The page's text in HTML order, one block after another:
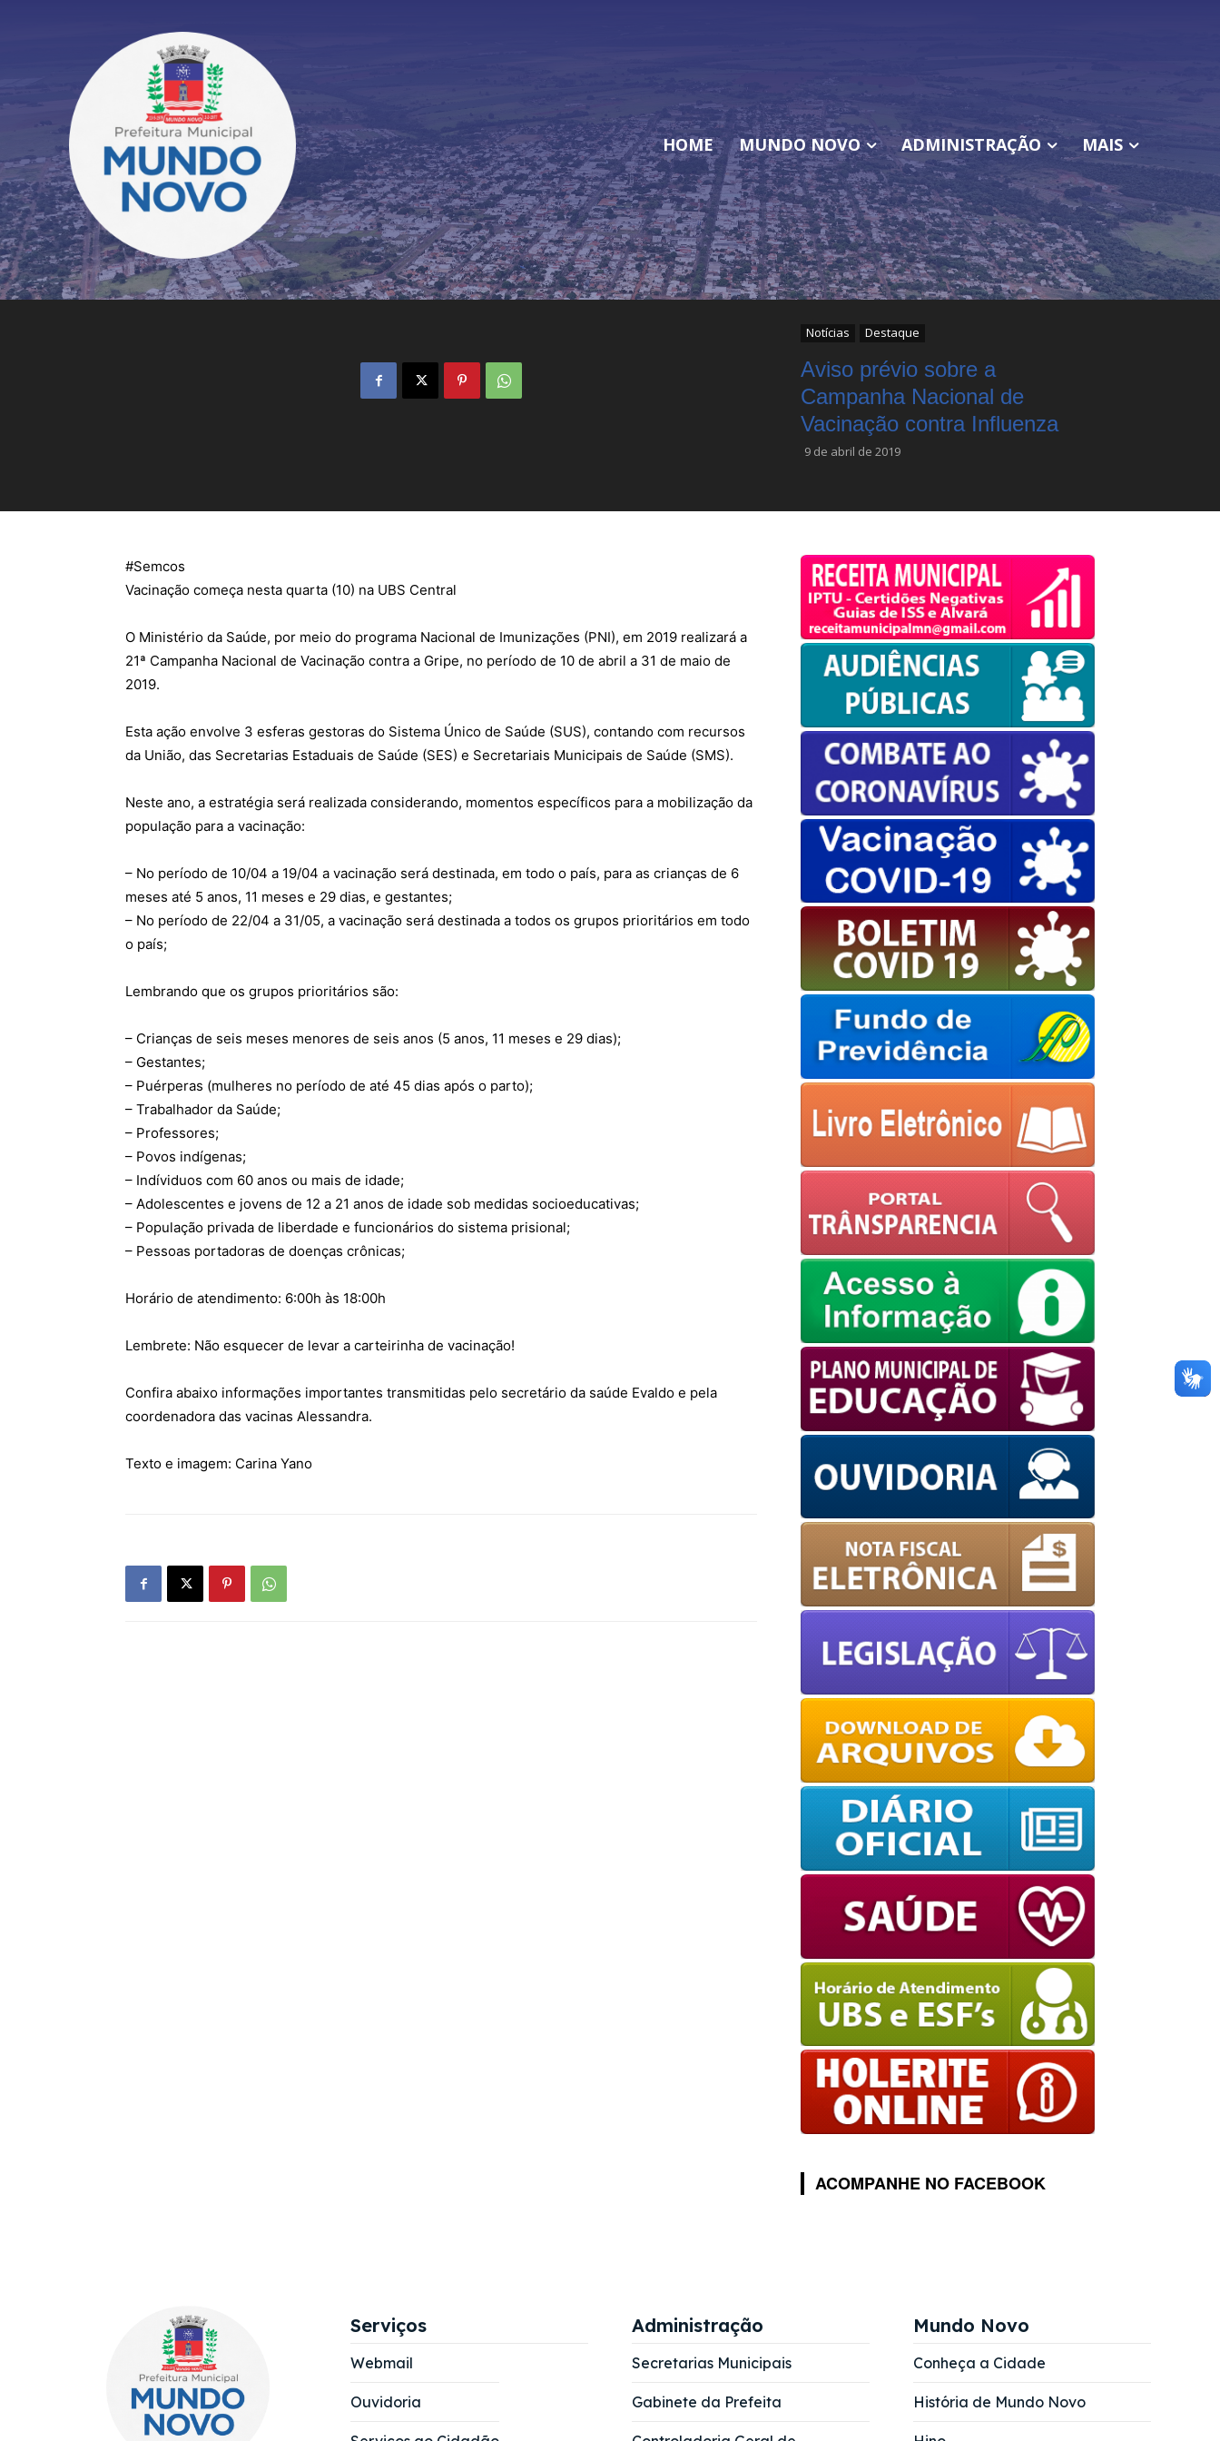
HOME MUNDO NOVO ADMINISTRAÇÃO MAIS
Notícias Destaque
Aviso prévio sobre a
Campanha Nacional de
Vacinação contra Influenza
9 de abril de 2019
#Semcos
Vacinação começa nesta quarta (10) na UBS Central
O Ministério da Saúde, por meio do programa Nacional de Imunizações (PNI), em 2019 realizará a
21ª Campanha Nacional de Vacinação contra a Gripe, no período de 10 de abril a 31 de maio de
2019.
Esta ação envolve 3 esferas gestoras do Sistema Único de Saúde (SUS), contando com recursos
da União, das Secretarias Estaduais de Saúde (SES) e Secretariais Municipais de Saúde (SMS).
Neste ano, a estratégia será realizada considerando, momentos específicos para a mobilização da
população para a vacinação:
– No período de 10/04 a 19/04 a vacinação será destinada, em todo o país, para as crianças de 6
meses até 5 anos, 11 meses e 29 dias, e gestantes;
– No período de 22/04 a 31/05, a vacinação será destinada a todos os grupos prioritários em todo
o país;
Lembrando que os grupos prioritários são:
– Crianças de seis meses menores de seis anos (5 anos, 11 meses e 29 dias);
– Gestantes;
– Puérperas (mulheres no período de até 45 dias após o parto);
– Trabalhador da Saúde;
– Professores;
– Povos indígenas;
– Indíviduos com 60 anos ou mais de idade;
– Adolescentes e jovens de 12 a 21 anos de idade sob medidas socioeducativas;
– População privada de liberdade e funcionários do sistema prisional;
– Pessoas portadoras de doenças crônicas;
Horário de atendimento: 6:00h às 18:00h
Lembrete: Não esquecer de levar a carteirinha de vacinação!
Confira abaixo informações importantes transmitidas pelo secretário da saúde Evaldo e pela
coordenadora das vacinas Alessandra.
Texto e imagem: Carina Yano
ACOMPANHE NO FACEBOOK
Serviços
Webmail
Ouvidoria
Administração
Secretarias Municipais
Gabinete da Prefeita
Mundo Novo
Conheça a Cidade
História de Mundo Novo